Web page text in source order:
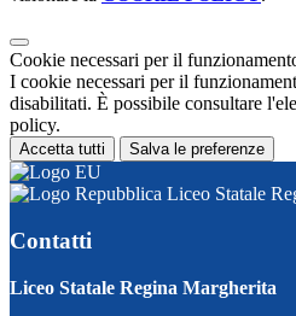
Cookie necessari per il
I cookie necessari per il
disabilitati. È possibile consultare
policy.
Accetta tutti Salva le preferenze
Liceo Statale
Contatti
Liceo Statale Regina Margherita